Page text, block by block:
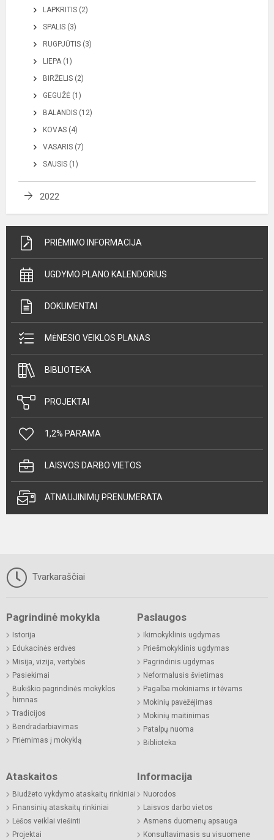
LAPKRITIS (2)
SPALIS (3)
RUGPJŪTIS (3)
LIEPA (1)
BIRŽELIS (2)
GEGUŽĖ (1)
BALANDIS (12)
KOVAS (4)
VASARIS (7)
SAUSIS (1)
2022
PRIĖMIMO INFORMACIJA
UGDYMO PLANO KALENDORIUS
DOKUMENTAI
MĖNESIO VEIKLOS PLANAS
BIBLIOTEKA
PROJEKTAI
1,2% PARAMA
LAISVOS DARBO VIETOS
ATNAUJINIMŲ PRENUMERATA
Tvarkaraščiai
Pagrindinė mokykla
Istorija
Edukacinės erdvės
Misija, vizija, vertybės
Pasiekimai
Bukiškio pagrindinės mokyklos
himnas
Tradicijos
Bendradarbiavimas
Priėmimas į mokyklą
Paslaugos
Ikimokyklinis ugdymas
Priešmokyklinis ugdymas
Pagrindinis ugdymas
Neformalusis švietimas
Pagalba mokiniams ir tėvams
Mokinių pavėžėjimas
Mokinių maitinimas
Patalpų nuoma
Biblioteka
Ataskaitos
Biudžeto vykdymo ataskaitų rinkiniai
Finansinių ataskaitų rinkiniai
Lėšos veiklai viešinti
Projektai
Informacija
Nuorodos
Laisvos darbo vietos
Asmens duomenų apsauga
Konsultavimasis su visuomene